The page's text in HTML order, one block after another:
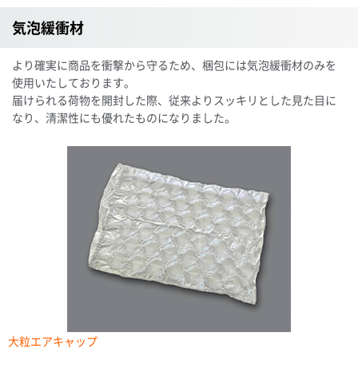
気泡緩衝材
より確実に商品を衝撃から守るため、梱包には気泡緩衝材のみを
使用いたしております。
届けられる荷物を開封した際、従来よりスッキリとした見た目に
なり、清潔性にも優れたものになりました。
大粒エアキャップ